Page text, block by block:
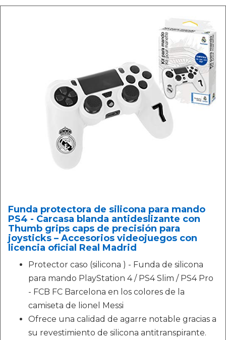
Funda protectora de silicona para mando
PS4 - Carcasa blanda antideslizante con
Thumb grips caps de precisión para
joysticks – Accesorios videojuegos con
licencia oficial Real Madrid
Protector caso (silicona ) - Funda de silicona
para mando PlayStation 4 / PS4 Slim / PS4 Pro
- FCB FC Barcelona en los colores de la
camiseta de lionel Messi
Ofrece una calidad de agarre notable gracias a
su revestimiento de silicona antitranspirante.